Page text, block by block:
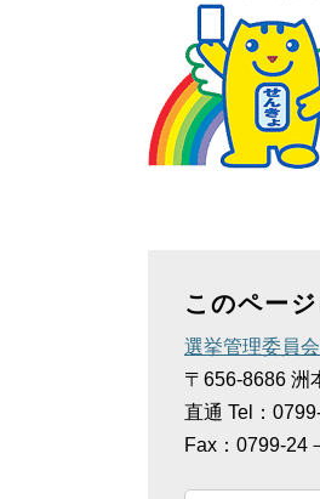
このペー
選挙管理委員
〒656-8686 洲
直通 Tel：
Fax：0799-24